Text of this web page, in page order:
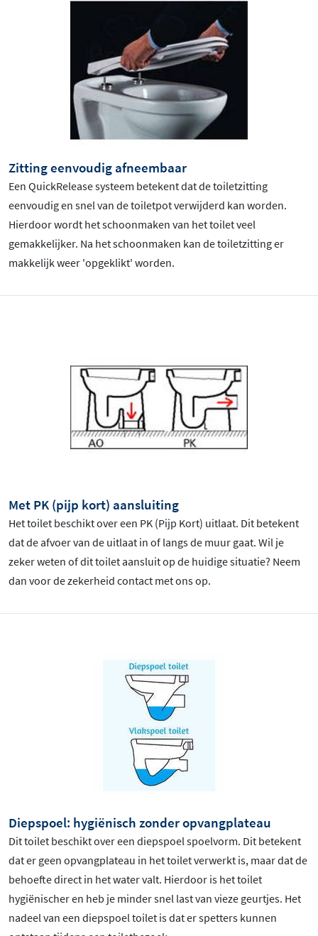
Zitting eenvoudig afneembaar
Een QuickRelease systeem betekent dat de toiletzitting
eenvoudig en snel van de toiletpot verwijderd kan worden.
Hierdoor wordt het schoonmaken van het toilet veel
gemakkelijker. Na het schoonmaken kan de toiletzitting er
makkelijk weer 'opgeklikt' worden.
Met PK (pijp kort) aansluiting
Het toilet beschikt over een PK (Pijp Kort) uitlaat. Dit betekent
dat de afvoer van de uitlaat in of langs de muur gaat. Wil je
zeker weten of dit toilet aansluit op de huidige situatie? Neem
dan voor de zekerheid contact met ons op.
Diepspoel: hygiënisch zonder opvangplateau
Dit toilet beschikt over een diepspoel spoelvorm. Dit betekent
dat er geen opvangplateau in het toilet verwerkt is, maar dat de
behoefte direct in het water valt. Hierdoor is het toilet
hygiënischer en heb je minder snel last van vieze geurtjes. Het
nadeel van een diepspoel toilet is dat er spetters kunnen